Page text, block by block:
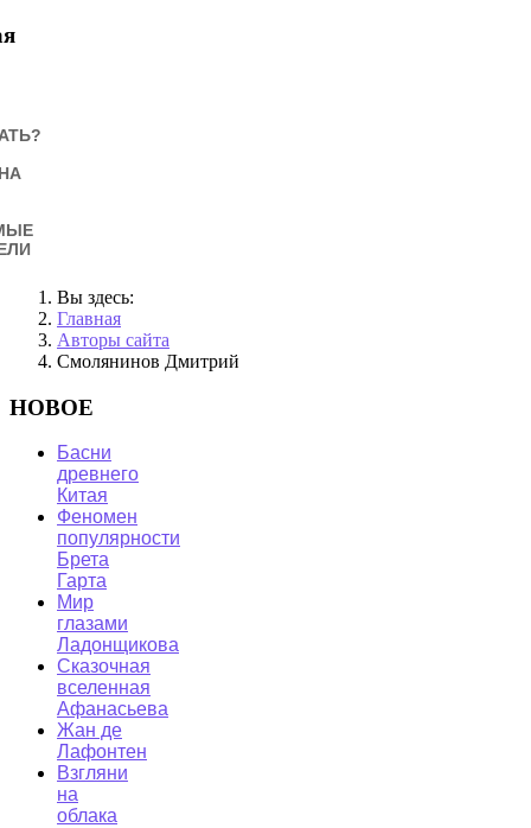
Вы здесь:
Главная
Авторы сайта
Смолянинов Дмитрий
НОВОЕ
Басни
древнего
Китая
Феномен
популярности
Брета
Гарта
Мир
глазами
Ладонщикова
Сказочная
вселенная
Афанасьева
Жан де
Лафонтен
Взгляни
на
облака